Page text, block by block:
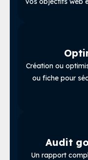
Création ou
ou fiche pour
Audit
Un rapport